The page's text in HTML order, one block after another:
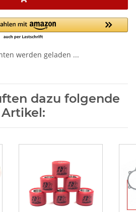
werden geladen ...
dazu folgende
Artikel: